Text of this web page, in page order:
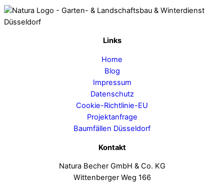
Links
Home
Blog
Impressum
Datenschutz
Cookie-Richtlinie-EU
Projektanfrage
Baumfällen Düsseldorf
Kontakt
Natura Becher GmbH & Co. KG
Wittenberger Weg 166